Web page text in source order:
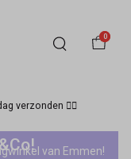
0
verzonden 🏃‍♀️
van Emmen!